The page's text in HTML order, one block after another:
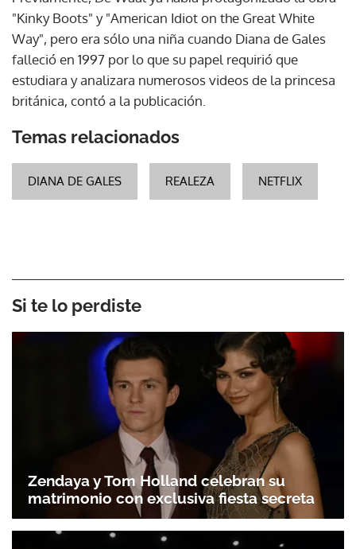
"Kinky Boots" y "American Idiot on the Great White
Way", pero era sólo una niña cuando Diana de Gales
falleció en 1997 por lo que su papel requirió que
estudiara y analizara numerosos videos de la princesa
británica, contó a la publicación.
Temas relacionados
DIANA DE GALES REALEZA NETFLIX
Si te lo perdiste
Zendaya y Tom Holland celebran su
matrimonio con exclusiva fiesta secreta